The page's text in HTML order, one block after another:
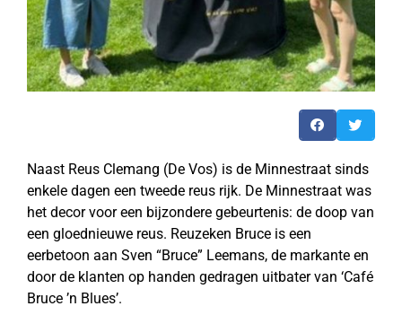
Naast Reus Clemang (De Vos) is de Minnestraat sinds
enkele dagen een tweede reus rijk. De Minnestraat was
het decor voor een bijzondere gebeurtenis: de doop van
een gloednieuwe reus. Reuzeken Bruce is een
eerbetoon aan Sven “Bruce” Leemans, de markante en
door de klanten op handen gedragen uitbater van ‘Café
Bruce ’n Blues’.